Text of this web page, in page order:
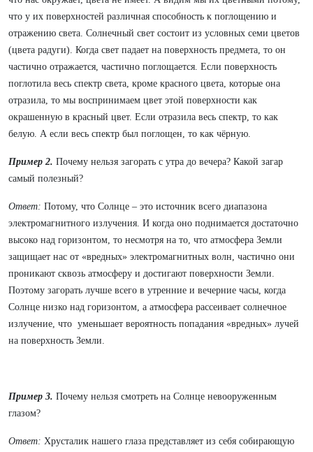
что у их поверхностей различная способность к поглощению и
отражению света. Солнечный свет состоит из условных семи цветов
(цвета радуги). Когда свет падает на поверхность предмета, то он
частично отражается, частично поглощается. Если поверхность
поглотила весь спектр света, кроме красного цвета, которые она
отразила, то мы воспринимаем цвет этой поверхности как
окрашенную в красный цвет. Если отразила весь спектр, то как
белую. А если весь спектр был поглощен, то как чёрную.
Пример 2. Почему нельзя загорать с утра до вечера? Какой загар
самый полезный?
Ответ: Потому, что Солнце – это источник всего диапазона
электромагнитного излучения. И когда оно поднимается достаточно
высоко над горизонтом, то несмотря на то, что атмосфера Земли
защищает нас от «вредных» электромагнитных волн, частично они
проникают сквозь атмосферу и достигают поверхности Земли.
Поэтому загорать лучше всего в утренние и вечерние часы, когда
Солнце низко над горизонтом, а атмосфера рассеивает солнечное
излучение, что уменьшает вероятность попадания «вредных» лучей
на поверхность Земли.
Пример 3. Почему нельзя смотреть на Солнце невооруженным
глазом?
Ответ: Хрусталик нашего глаза представляет из себя собирающую